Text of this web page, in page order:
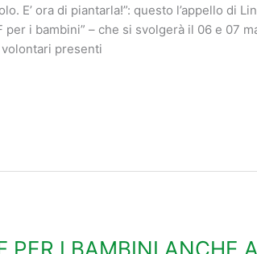
E’ ora di piantarla!”: questo l’appello di
per i bambini” – che si svolgerà il 06 e 07
presenti
PER I BAMBINI ANCHE